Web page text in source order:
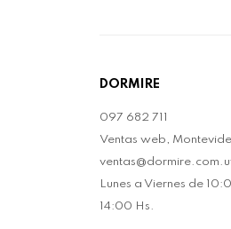
DORMIRE
097 682 711
Ventas web,
Lunes a Viernes de
14:00 Hs.